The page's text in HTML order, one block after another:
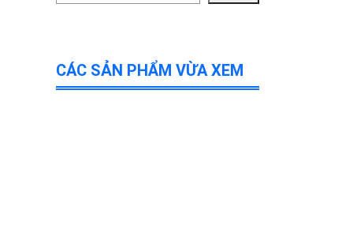
CÁC SẢN PHẨM VỪA XEM